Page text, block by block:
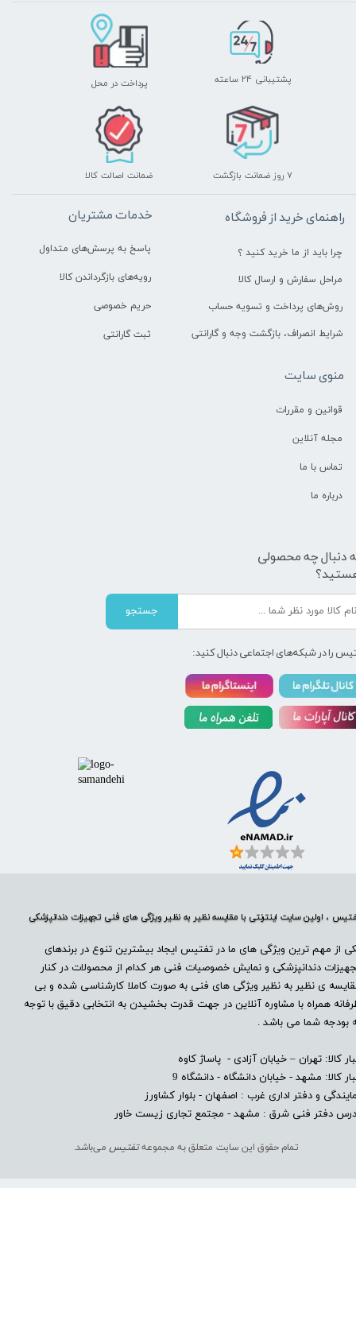
، اولین سایت اینترنتی با مقایسه نظیر به نظیر ویژگی های فنی تجهیزات دندانپزشکی
از مهم ترین ویژگی های ما در تفتیس ایجاد بیشترین تنوع در برندهای
دندانپزشکی و نمایش خصوصیات فنی هر کدام از محصولات در کنار
ی نظیر به نظیر ویژگی های فنی به صورت کاملا کارشناسی شده و بی
همراه با مشاوره آنلاین در جهت قدرت بخشیدن به انتخابی دقیق با توجه
بودجه شما می باشد .
کالا: تهران – خیابان آزادی - پاساژ کاوه
کالا: مشهد - خیابان دانشگاه - دانشگاه 9
و دفتر اداری غرب : اصفهان - بلوار کشاورز​​​​​​​
دفتر فنی شرق : مشهد - مجتمع تجاری زیست خاور
تمام حقوق این سایت متعلق به مجموعهتفتیسمی‌باشد.
پشتیبانی ۲۴ ساعته پرداخت در محل
۷ روز ضمانت بازگشت ضمانت اصالت کالا
راهنمای خرید از فروشگاه
چرا باید از ما خرید کنید ؟
مراحل سفارش و ارسال کالا
روش‌های پرداخت و تسویه حساب
شرایط انصراف، بازگشت وجه و گارانتی
خدمات مشتریان
پاسخ به پرسش‌های متداول
رویه‌های بازگرداندن کالا
حریم خصوصی
ثبت گارانتی
منوی سایت
قوانین و مقررات
مجله آنلاین
تماس با ما
درباره ما
دنبال چه محصولی
جستجو
را در شبکه‌های اجتماعی دنبال کنید: